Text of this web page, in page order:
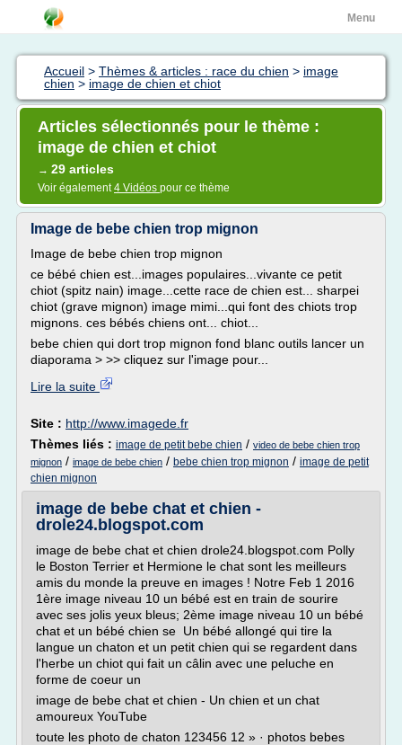
Menu
Accueil > Thèmes & articles : race du chien > image
chien > image de chien et chiot
Articles sélectionnés pour le thème :
image de chien et chiot
→ 29 articles
Voir également4 Vidéos pour ce thème
Image de bebe chien trop mignon
Image de bebe chien trop mignon
ce bébé chien est...images populaires...vivante ce petit
chiot (spitz nain) image...cette race de chien est... sharpei
chiot (grave mignon) image mimi...qui font des chiots trop
mignons. ces bébés chiens ont... chiot...
bebe chien qui dort trop mignon fond blanc outils lancer un
diaporama > >> cliquez sur l'image pour...
Lire la suite
Site : http://www.imagede.fr
Thèmes liés : image de petit bebe chien / video de bebe chien trop
mignon / image de bebe chien / bebe chien trop mignon / image de petit
chien mignon
image de bebe chat et chien -
drole24.blogspot.com
image de bebe chat et chien drole24.blogspot.com Polly
le Boston Terrier et Hermione le chat sont les meilleurs
amis du monde la preuve en images ! Notre Feb 1 2016
1ère image niveau 10 un bébé est en train de sourire
avec ses jolis yeux bleus; 2ème image niveau 10 un bébé
chat et un bébé chien se Un bébé allongé qui tire la
langue un chaton et un petit chien qui se regardent dans
l'herbe un chiot qui fait un câlin avec une peluche en
forme de coeur un
image de bebe chat et chien - Un chien et un chat
amoureux YouTube
toute les photo de chaton 123456 12 » · photos bebes